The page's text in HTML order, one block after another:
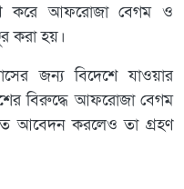
করে আফরোজা বেগম ও
করা হয়।
জন্য বিদেশে যাওয়ার
বিরুদ্ধে আফরোজা বেগম
আবেদন করলেও তা গ্রহণ